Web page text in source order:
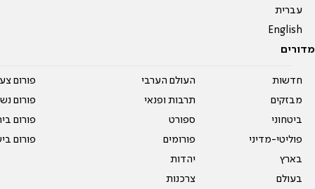
עברית
English
מדורים
חדשות
מבזקים
ביטחוני
פוליטי-מדיני
בארץ
בעולם
העולם הערבי
תרבות ופנאי
ספורט
פורומים
יהדות
צרכנות
פורום
פורום
פורום
פורום